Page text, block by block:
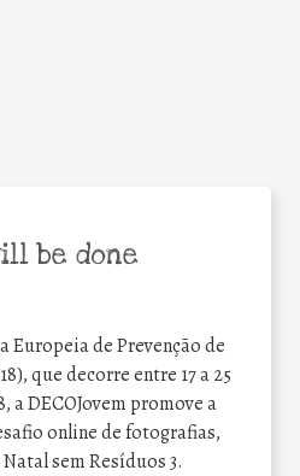
be done
Europeia de Prevenção de
que decorre entre 17 a 25
a DECOJovem promove a
online de fotografias,
sem Resíduos 3.